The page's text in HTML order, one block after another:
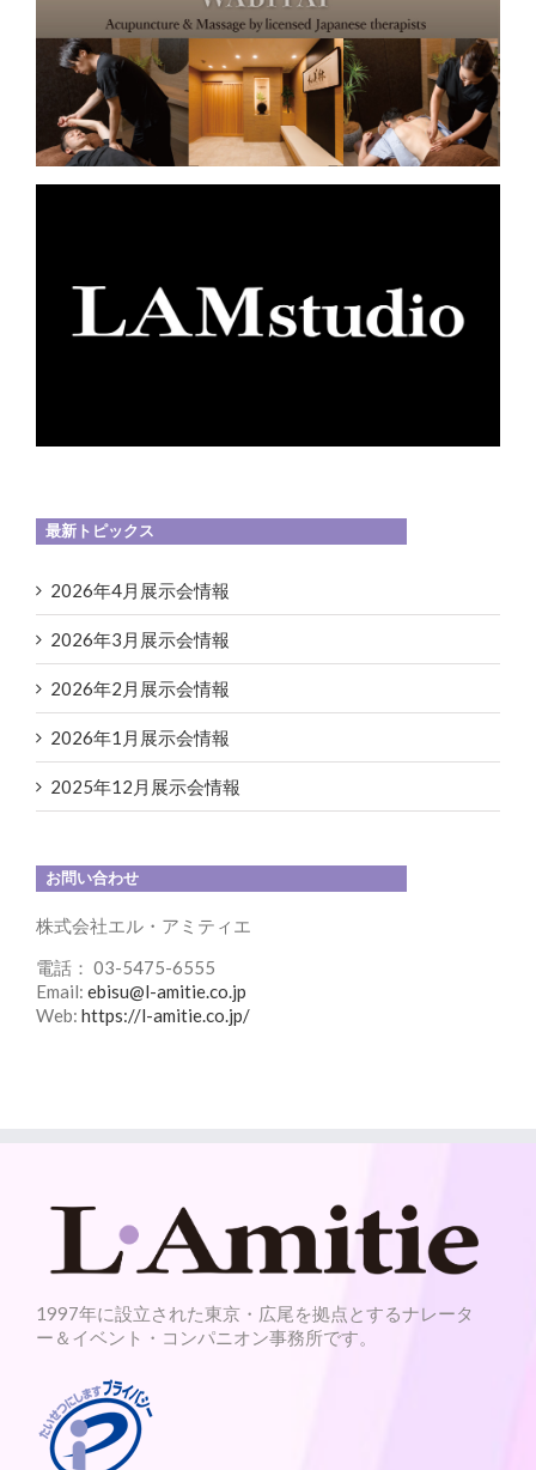
最新トピックス
2026年4月展示会情報
2026年3月展示会情報
2026年2月展示会情報
2026年1月展示会情報
2025年12月展示会情報
お問い合わせ
株式会社エル・アミティエ
電話： 03-5475-6555
Email: ebisu@l-amitie.co.jp
Web: https://l-amitie.co.jp/
1997年に設立された東京・広尾を拠点とするナレータ
ー＆イベント・コンパニオン事務所です。